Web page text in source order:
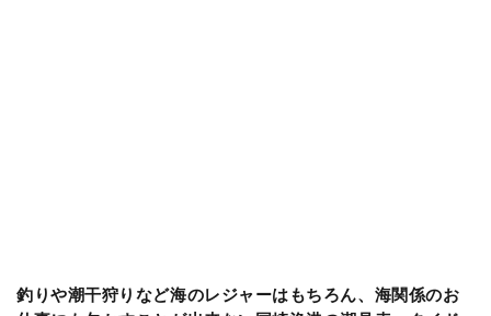
釣りや潮干狩りなど海のレジャーはもちろん、海関係のお